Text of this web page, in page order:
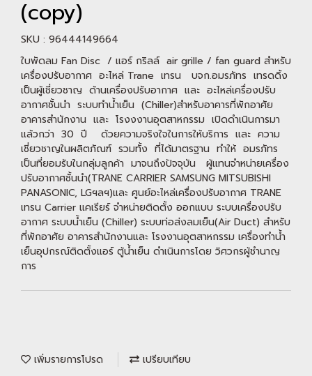
(copy)
SKU : 96444149664
ใบพัดลม Fan Disc / แอร์ กริลล์ air grille / fan guard สำหรับ
เครื่องปรับอากาศ อะไหล่ Trane เทรน บจก.อมรภัทร เทรดดิ้ง
เป็นผู้เชี่ยวชาญ ด้านเครื่องปรับอากาศ และ อะไหล่เครื่องปรับ
อากาศชั้นนำ ระบบทำน้ำเย็น (Chiller)สำหรับอาคารที่พักอาศัย
อาคารสำนักงาน และ โรงงงานอุตสาหกรรม เปิดดำเนินการมา
แล้วกว่า 30 ปี ด้วยความจริงใจในการให้บริการ และ ความ
เชี่ยวชาญในผลิตภัณฑ์ รวมทั้ง ที่ได้มาตรฐาน ทำให้ อมรภัทร
เป็นที่ยอมรับในกลุ่มลูกค้า มาจนถึงปัจจุบัน ผู้แทนจำหน่ายเครื่อง
ปรับอากาศชั้นนำ(TRANE CARRIER SAMSUNG MITSUBISHI
PANASONIC, LGฯลฯ)และ ศูนย์อะไหล่เครื่องปรับอากาศ TRANE
เทรน Carrier แคเรียร์ จำหน่ายติดตั้ง ออกแบบ ระบบเครื่องปรับ
อากาศ ระบบน้ำเย็น (Chiller) ระบบท่อส่งลมเย็น(Air Duct) สำหรับ
ที่พักอาศัย อาคารสำนักงานและ โรงงานอุตสาหกรรม เครื่องทำน้ำ
เย็นอุปกรณ์ติดตั้งแอร์ ตู้น้ำเย็น ดำเนินการโดย วิศวกรผู้ชำนาญ
การ
เพิ่มรายการโปรด เปรียบเทียบ